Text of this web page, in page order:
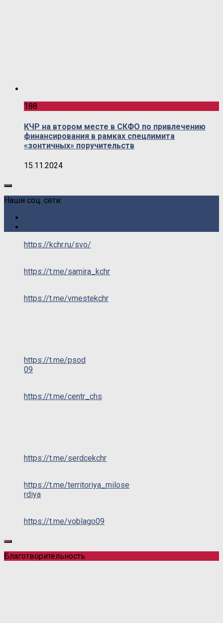
188
КЧР на втором месте в СКФО по привлечению
финансирования в рамках спецлимита
«зонтичных» поручительств
15.11.2024
Наши соц. сети:
https://kchr.ru/svo/
https://t.me/samira_kchr
https://t.me/vmestekchr
https://t.me/psod
09
https://t.me/centr_chs
https://t.me/serdcekchr
https://t.me/territoriya_milose
rdiya
https://t.me/voblago09
Благотворительность